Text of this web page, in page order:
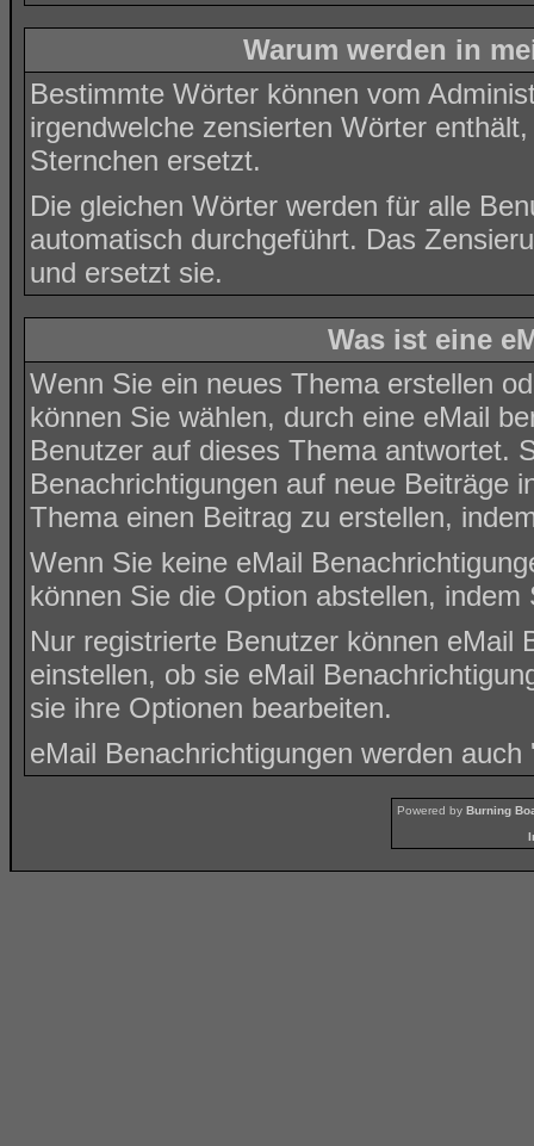
Warum werden in
Bestimmte Wörter können vom
irgendwelche zensierten Wörter
Sternchen ersetzt.
Die gleichen Wörter werden für alle
automatisch durchgeführt. Das
und ersetzt sie.
Was ist eine
Wenn Sie ein neues Thema erstellen
können Sie wählen, durch eine eMail
Benutzer auf dieses Thema antwortet.
Benachrichtigungen auf neue Beiträge
Thema einen Beitrag zu erstellen,
Wenn Sie keine eMail
können Sie die Option abstellen,
Nur registrierte Benutzer können eMail
einstellen, ob sie eMail
sie ihre Optionen bearbeiten.
eMail Benachrichtigungen werden
Powered by Burning